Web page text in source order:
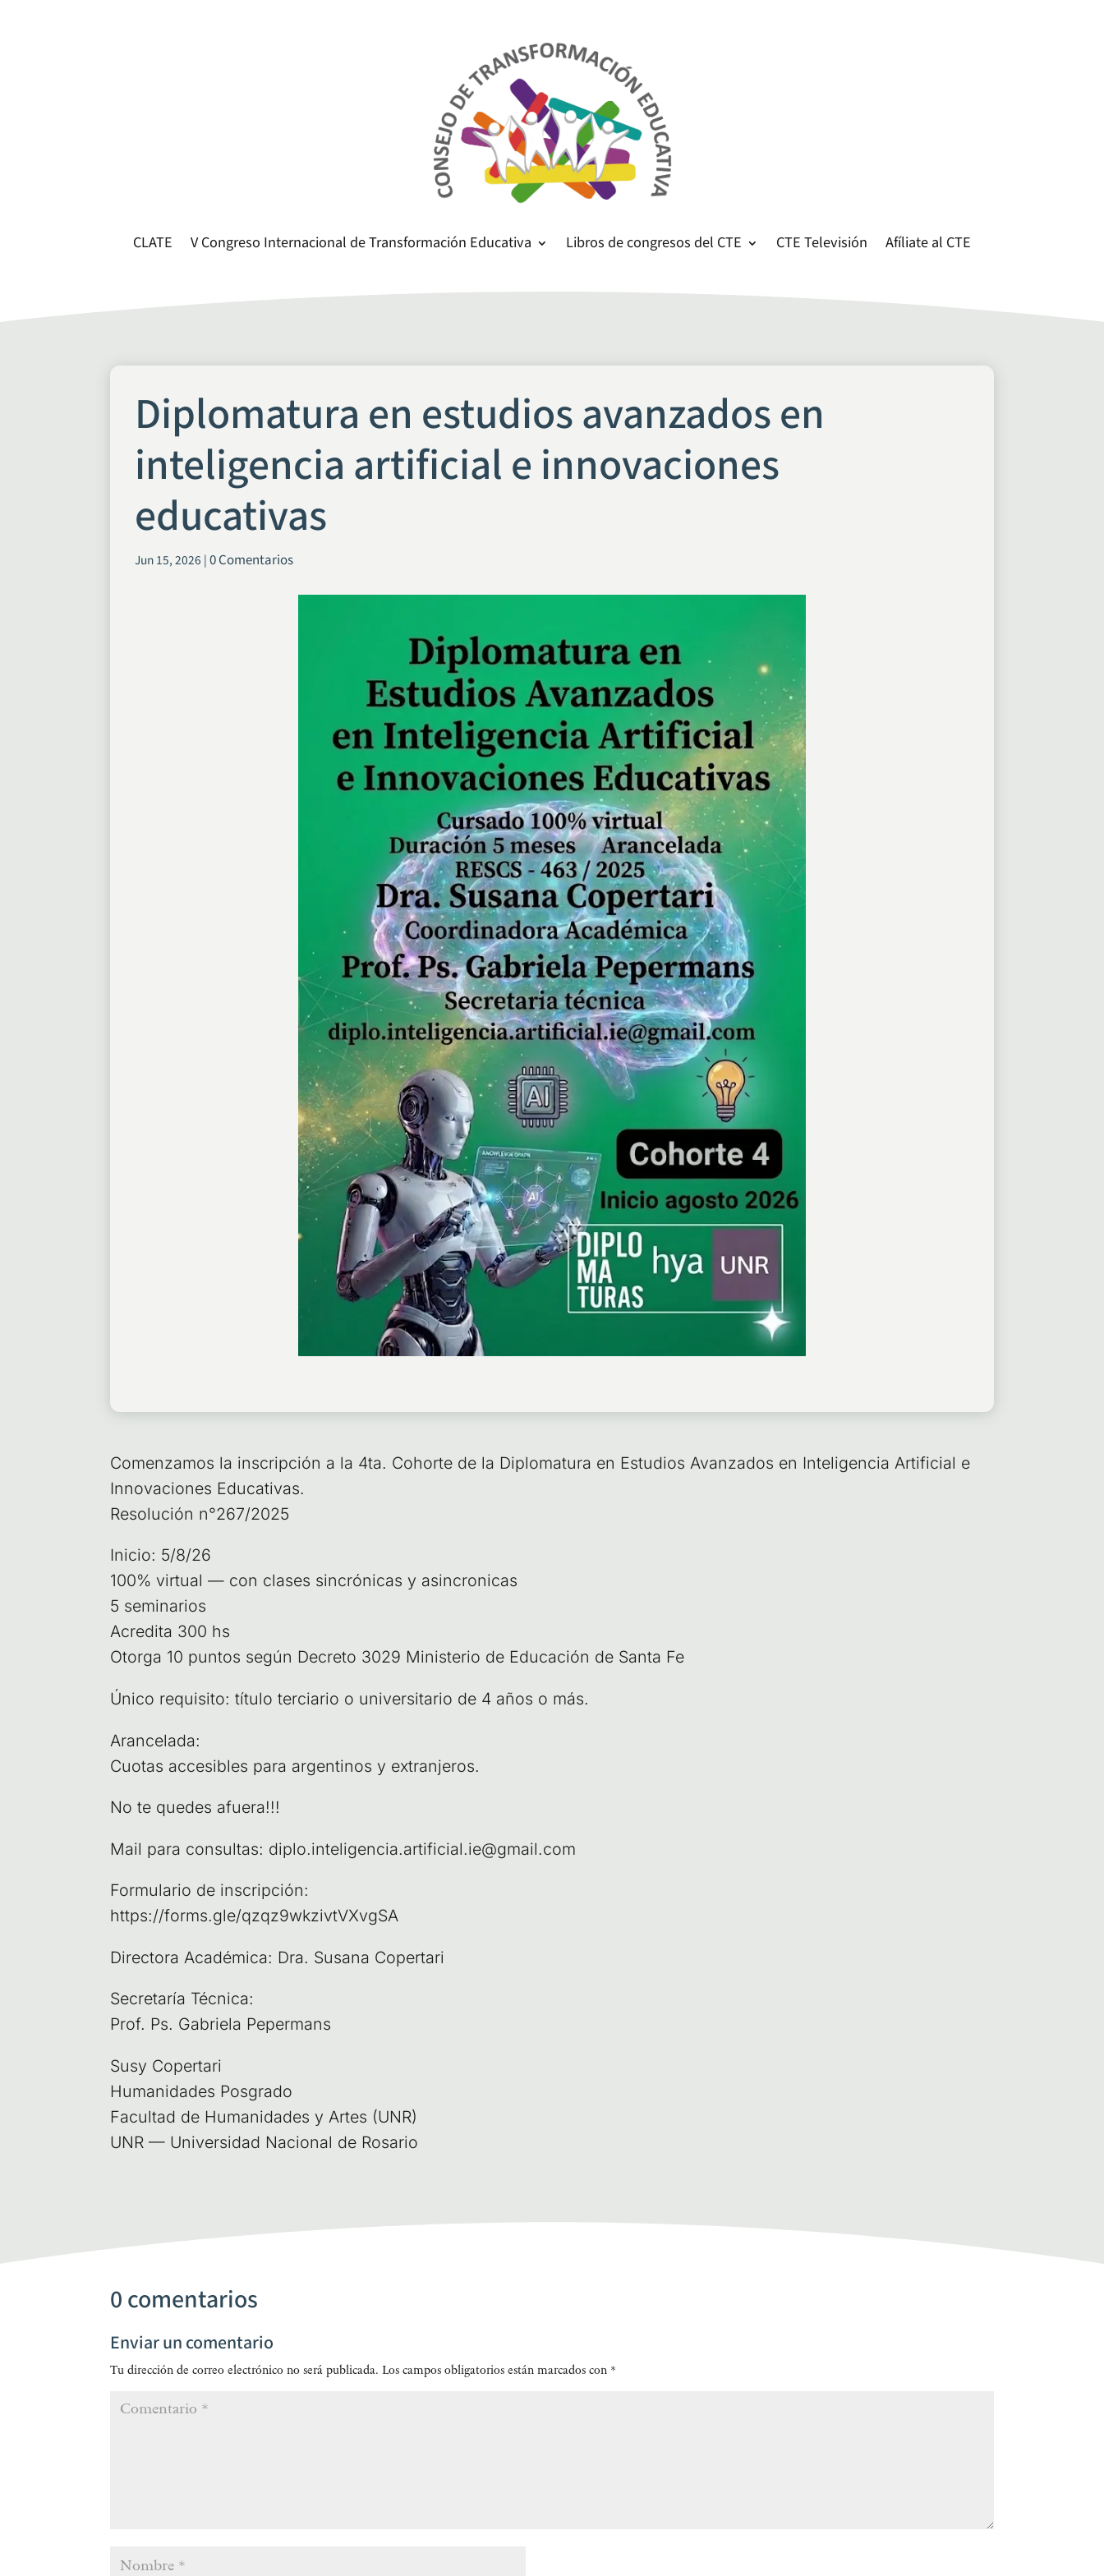
CLATE V Congreso Internacional de Transformación Educativa Libros de congresos del CTE CTE Televisión Afíliate al CTE
Diplomatura en estudios avanzados en
inteligencia artificial e innovaciones
educativas
Jun 15, 2026 |0 Comentarios
Comen­za­mos la ins­crip­ción a la 4ta. Cohor­te de la Diplo­ma­tu­ra en Estu­dios Avan­za­dos en Inte­li­gen­cia Arti­fi­cial e
Inno­va­cio­nes Edu­ca­ti­vas.
Reso­lu­ción n°267/2025
Ini­cio: 5/8/26
100% vir­tual — con cla­ses sin­cró­ni­cas y asin­cro­ni­cas
5 semi­na­rios
Acre­di­ta 300 hs
Otor­ga 10 pun­tos según Decre­to 3029 Minis­te­rio de Edu­ca­ción de San­ta Fe
Úni­co requi­si­to: títu­lo ter­cia­rio o uni­ver­si­ta­rio de 4 años o más.
Aran­ce­la­da:
Cuo­tas acce­si­bles para argen­ti­nos y extranjeros.
No te que­des afuera!!!
Mail para con­sul­tas: diplo.inteligencia.artificial.ie@gmail.com
For­mu­la­rio de ins­crip­ción:
https://forms.gle/qzqz9wkzivtVXvgSA
Direc­to­ra Aca­dé­mi­ca: Dra. Susa­na Copertari
Secre­ta­ría Téc­ni­ca:
Prof. Ps. Gabrie­la Pepermans
Susy Coper­ta­ri
Huma­ni­da­des Pos­gra­do
Facul­tad de Huma­ni­da­des y Artes (UNR)
UNR — Uni­ver­si­dad Nacio­nal de Rosario
0 comentarios
Enviar un comentario
Tu dirección de correo electrónico no será publicada. Los campos obligatorios están marcados con *